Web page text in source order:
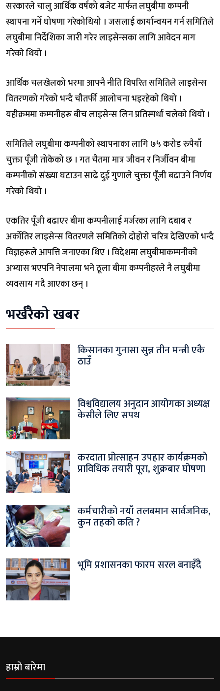
सरकारले चालु आर्थिक वर्षको बजेट मार्फत लघुबीमा कम्पनी
स्थापना गर्ने घोषणा गरेकोथियो । जसलाई कार्यान्वयन गर्न समितिले
लघुबीमा निर्देशिका जारी गरेर लाइसेन्सका लागि आवेदन माग
गरेको थियो ।
आर्थिक चलखेलको भरमा आफ्नै नीति विपरित समितिले लाइसेन्स
वितरणको गरेको भन्दै चौतर्फी आलोचना भइरहेको थियो ।
यहीक्रममा कम्पनीहरू बीच लाइसेन्स लिन प्रतिस्पर्धा चलेको थियो ।
समितिले लघुबीमा कम्पनीको स्थापनाका लागि ७५ करोड रुपैयाँ
चुक्ता पूँजी तोकेको छ । गत चैतमा मात्र जीवन र निर्जीवन बीमा
कम्पनीको संख्या घटाउन साढे दुई गुणाले चुक्ता पूँजी बढाउने निर्णय
गरेको थियो ।
एकतिर पूँजी बढाएर बीमा कम्पनीलाई मर्जरका लागि दबाब र
अर्कोतिर लाइसेन्स वितरणले समितिको दोहोरो चरित्र देखिएको भन्दै
विज्ञहरूले आपत्ति जनाएका थिए । विदेशमा लघुबीमाकम्पनीको
अभ्यास भएपनि नेपालमा भने ठूला बीमा कम्पनीहरले नै लघुबीमा
व्यवसाय गदै आएका छन् ।
भर्खरैको खबर
किसानका गुनासा सुन्न तीन मन्त्री एकै
ठाउँ
विश्वविद्यालय अनुदान आयोगका अध्यक्ष
केसीले लिए सपथ
करदाता प्रोत्साहन उपहार कार्यक्रमको
प्राविधिक तयारी पूरा, शुक्रबार घोषणा
कर्मचारीको नयाँ तलबमान सार्वजनिक,
कुन तहको कति ?
भूमि प्रशासनका फारम सरल बनाइँदै
हाम्रो बारेमा